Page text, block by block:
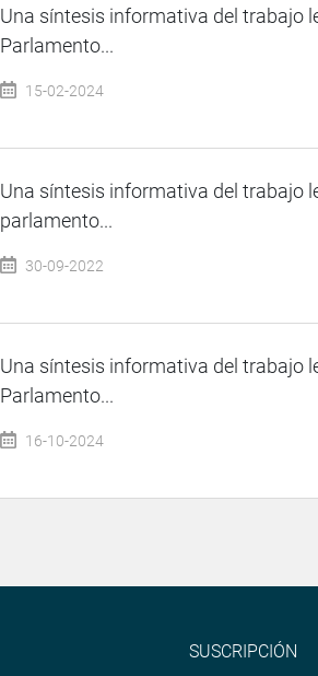
Una síntesis informativa del trabajo
Parlamento...
15-02-2024
Una síntesis informativa del trabajo
parlamento...
30-09-2022
Una síntesis informativa del trabajo
Parlamento...
16-10-2024
SUSCRIPCIÓN